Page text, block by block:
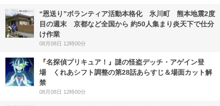
“恩送り”ボランティア活動本格化 氷川町 熊本地震2度
目の週末 京都など全国から 約50人集まり炎天下で仕分
け作業
08月08日 12時00分
『名探偵プリキュア！』謎の怪盗デッチ・アゲイン登
場 くれあシフト調整の第28話あらすじ＆場面カット解
禁
08月08日 12時00分